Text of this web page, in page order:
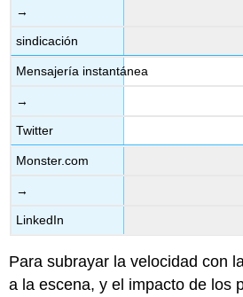
→
sindicación
Mensajería instantánea
→
Twitter
Monster.com
→
LinkedIn
Para subrayar la velocidad con
a la escena, y el impacto de los